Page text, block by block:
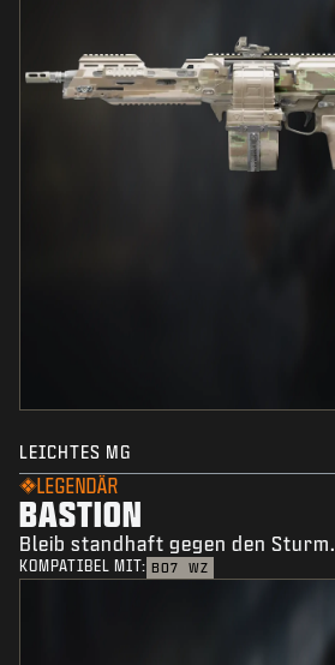
LEICHTES MG
LEGENDÄR
BASTION
Bleib standhaft gegen den Sturm.
KOMPATIBEL MIT: BO7 WZ